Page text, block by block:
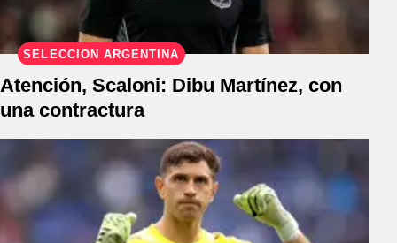
SELECCIÓN ARGENTINA
Atención, Scaloni: Dibu Martínez, con
una contractura